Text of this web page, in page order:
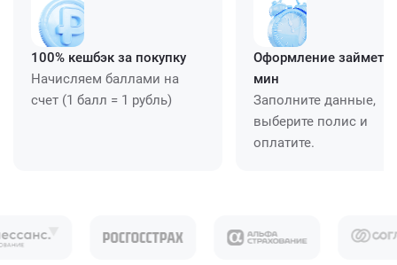
100% кешбэк за покупку
Начисляем баллами на
счет (1 балл = 1 рубль)
Оформление займет
мин
Заполните данные,
выберите полис и
оплатите.